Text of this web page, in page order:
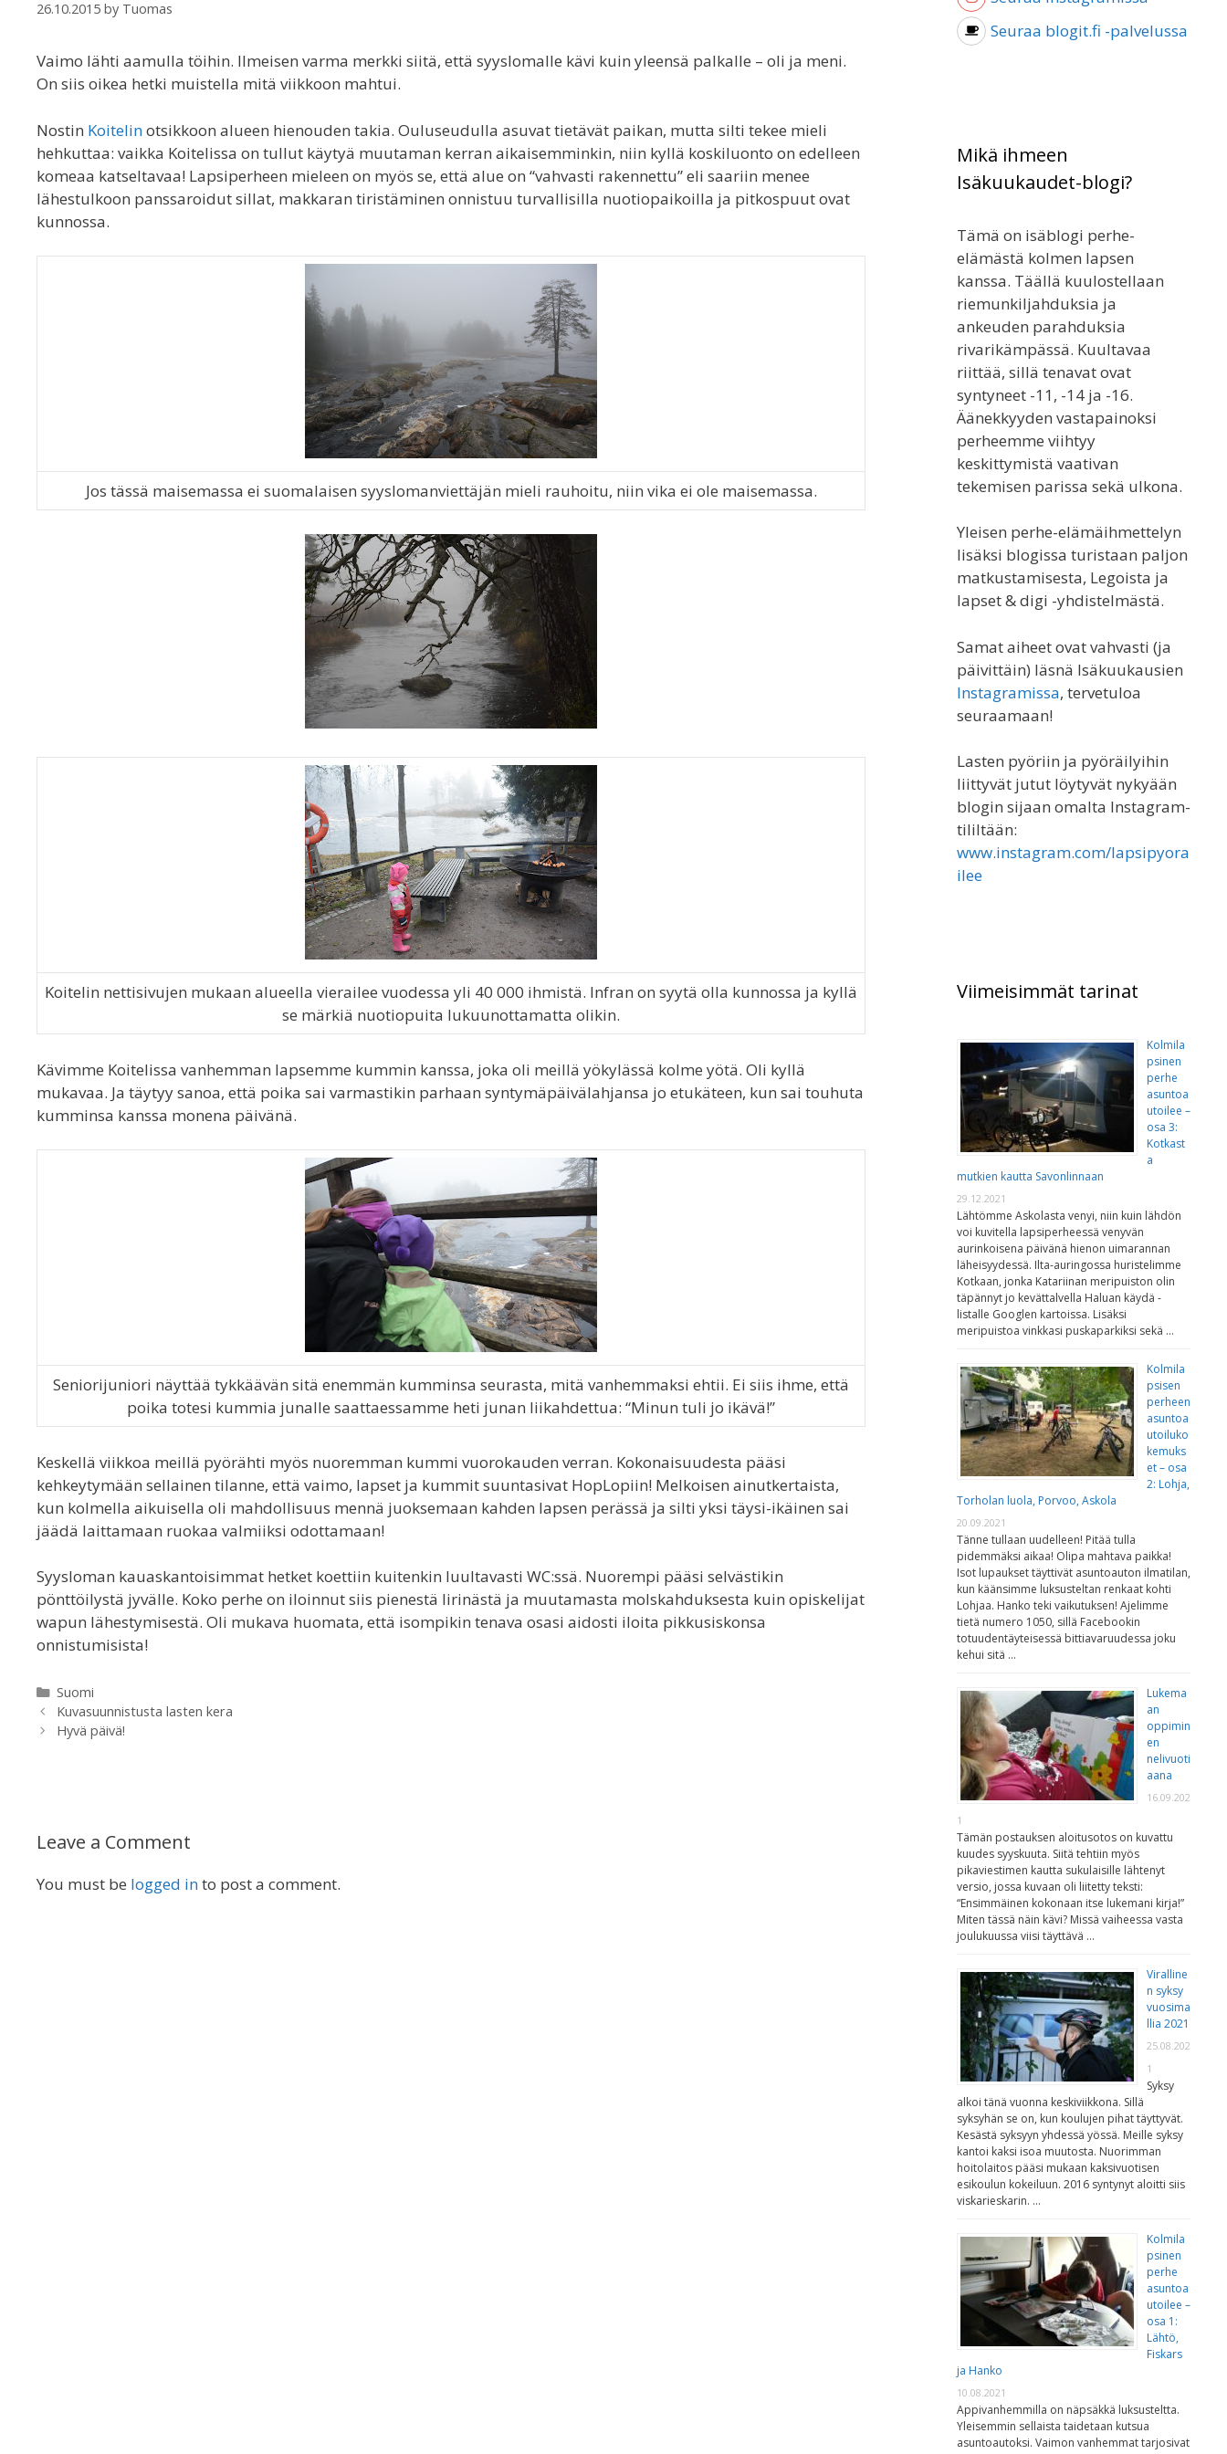
26.10.2015 by Tuomas
Vaimo lähti aamulla töihin. Ilmeisen varma merkki siitä, että syyslomalle kävi kuin yleensä palkalle – oli ja meni.
On siis oikea hetki muistella mitä viikkoon mahtui.
Nostin Koitelinotsikkoon alueen hienouden takia. Ouluseudulla asuvat tietävät paikan, mutta silti tekee mieli
hehkuttaa: vaikka Koitelissa on tullut käytyä muutaman kerran aikaisemminkin, niin kyllä koskiluonto on edelleen
komeaa katseltavaa! Lapsiperheen mieleen on myös se, että alue on “vahvasti rakennettu” eli saariin menee
lähestulkoon panssaroidut sillat, makkaran tiristäminen onnistuu turvallisilla nuotiopaikoilla ja pitkospuut ovat
kunnossa.
Jos tässä maisemassa ei suomalaisen syyslomanviettäjän mieli rauhoitu, niin vika ei ole maisemassa.
Koitelin nettisivujen mukaan alueella vierailee vuodessa yli 40 000 ihmistä. Infran on syytä olla kunnossa ja kyllä
se märkiä nuotiopuita lukuunottamatta olikin.
Kävimme Koitelissa vanhemman lapsemme kummin kanssa, joka oli meillä yökylässä kolme yötä. Oli kyllä
mukavaa. Ja täytyy sanoa, että poika sai varmastikin parhaan syntymäpäivälahjansa jo etukäteen, kun sai touhuta
kumminsa kanssa monena päivänä.
Seniorijuniori näyttää tykkäävän sitä enemmän kumminsa seurasta, mitä vanhemmaksi ehtii. Ei siis ihme, että
poika totesi kummia junalle saattaessamme heti junan liikahdettua: “Minun tuli jo ikävä!”
Keskellä viikkoa meillä pyörähti myös nuoremman kummi vuorokauden verran. Kokonaisuudesta pääsi
kehkeytymään sellainen tilanne, että vaimo, lapset ja kummit suuntasivat HopLopiin! Melkoisen ainutkertaista,
kun kolmella aikuisella oli mahdollisuus mennä juoksemaan kahden lapsen perässä ja silti yksi täysi-ikäinen sai
jäädä laittamaan ruokaa valmiiksi odottamaan!
Syysloman kauaskantoisimmat hetket koettiin kuitenkin luultavasti WC:ssä. Nuorempi pääsi selvästikin
pönttöilystä jyvälle. Koko perhe on iloinnut siis pienestä lirinästä ja muutamasta molskahduksesta kuin opiskelijat
wapun lähestymisestä. Oli mukava huomata, että isompikin tenava osasi aidosti iloita pikkusiskonsa
onnistumisista!
Categories
Suomi
Kuvasuunnistusta lasten kera
Hyvä päivä!
Leave a Comment
You must be logged into post a comment.
Seuraa blogit.fi -palvelussa
Mikä ihmeen
Isäkuukaudet-blogi?
Tämä on isäblogi perhe-
elämästä kolmen lapsen
kanssa. Täällä kuulostellaan
riemunkiljahduksia ja
ankeuden parahduksia
rivarikämpässä. Kuultavaa
riittää, sillä tenavat ovat
syntyneet -11, -14 ja -16.
Äänekkyyden vastapainoksi
perheemme viihtyy
keskittymistä vaativan
tekemisen parissa sekä ulkona.
Yleisen perhe-elämäihmettelyn
lisäksi blogissa turistaan paljon
matkustamisesta, Legoista ja
lapset & digi -yhdistelmästä.
Samat aiheet ovat vahvasti (ja
päivittäin) läsnä Isäkuukausien
Instagramissa, tervetuloa
seuraamaan!
Lasten pyöriin ja pyöräilyihin
liittyvät jutut löytyvät nykyään
blogin sijaan omalta Instagram-
tililtään:
www.instagram.com/lapsipyora
ilee
Viimeisimmät tarinat
Kolmila
psinen
perhe
asuntoa
utoilee –
osa 3:
Kotkast
a
mutkien kautta Savonlinnaan
29.12.2021
Lähtömme Askolasta venyi, niin kuin lähdön
voi kuvitella lapsiperheessä venyvän
aurinkoisena päivänä hienon uimarannan
läheisyydessä. Ilta-auringossa huristelimme
Kotkaan, jonka Katariinan meripuiston olin
täpännyt jo kevättalvella Haluan käydä -
listalle Googlen kartoissa. Lisäksi
meripuistoa vinkkasi puskaparkiksi sekä …
Kolmila
psisen
perheen
asuntoa
utoiluko
kemuks
et – osa
2: Lohja,
Torholan luola, Porvoo, Askola
20.09.2021
Tänne tullaan uudelleen! Pitää tulla
pidemmäksi aikaa! Olipa mahtava paikka!
Isot lupaukset täyttivät asuntoauton ilmatilan,
kun käänsimme luksusteltan renkaat kohti
Lohjaa. Hanko teki vaikutuksen! Ajelimme
tietä numero 1050, sillä Facebookin
totuudentäyteisessä bittiavaruudessa joku
kehui sitä …
Lukema
an
oppimin
en
nelivuoti
aana
16.09.202
1
Tämän postauksen aloitusotos on kuvattu
kuudes syyskuuta. Siitä tehtiin myös
pikaviestimen kautta sukulaisille lähtenyt
versio, jossa kuvaan oli liitetty teksti:
“Ensimmäinen kokonaan itse lukemani kirja!”
Miten tässä näin kävi? Missä vaiheessa vasta
joulukuussa viisi täyttävä …
Viralline
n syksy
vuosima
llia 2021
25.08.202
1
Syksy
alkoi tänä vuonna keskiviikkona. Sillä
syksyhän se on, kun koulujen pihat täyttyvät.
Kesästä syksyyn yhdessä yössä. Meille syksy
kantoi kaksi isoa muutosta. Nuorimman
hoitolaitos pääsi mukaan kaksivuotisen
esikoulun kokeiluun. 2016 syntynyt aloitti siis
viskarieskarin. …
Kolmila
psinen
perhe
asuntoa
utoilee –
osa 1:
Lähtö,
Fiskars
ja Hanko
10.08.2021
Appivanhemmilla on näpsäkkä luksusteltta.
Yleisemmin sellaista taidetaan kutsua
asuntoautoksi. Vaimon vanhemmat tarjosivat